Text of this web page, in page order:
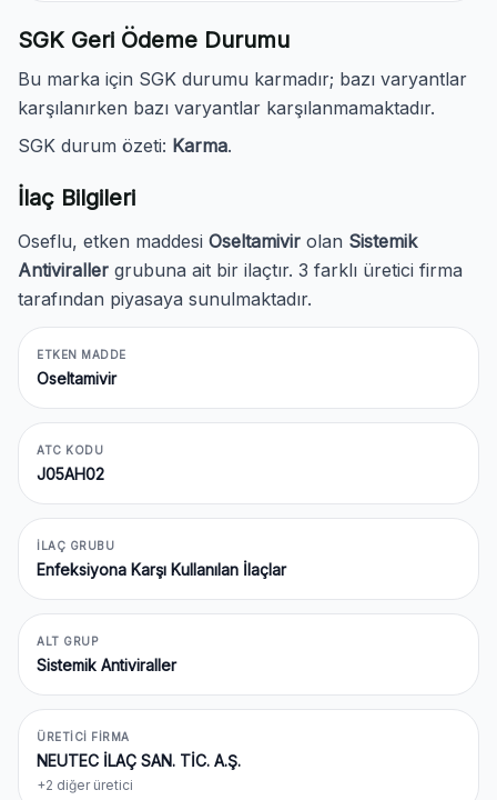
SGK Geri Ödeme Durumu
Bu marka için SGK durumu karmadır; bazı varyantlar
karşılanırken bazı varyantlar karşılanmamaktadır.
SGK durum özeti: Karma.
İlaç Bilgileri
Oseflu, etken maddesi Oseltamivir olan Sistemik
Antiviraller grubuna ait bir ilaçtır. 3 farklı üretici firma
tarafından piyasaya sunulmaktadır.
ETKEN MADDE
Oseltamivir
ATC KODU
J05AH02
İLAÇ GRUBU
Enfeksiyona Karşı Kullanılan İlaçlar
ALT GRUP
Sistemik Antiviraller
ÜRETICI FIRMA
NEUTEC İLAÇ SAN. TİC. A.Ş.
+2 diğer üretici